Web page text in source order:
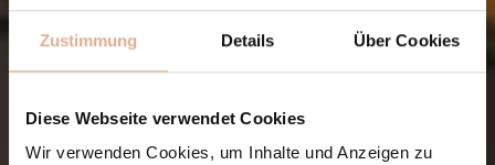
Zustimmung Details Über Cookies
Diese Webseite verwendet Cookies
Wir verwenden Cookies, um Inhalte und Anzeigen zu